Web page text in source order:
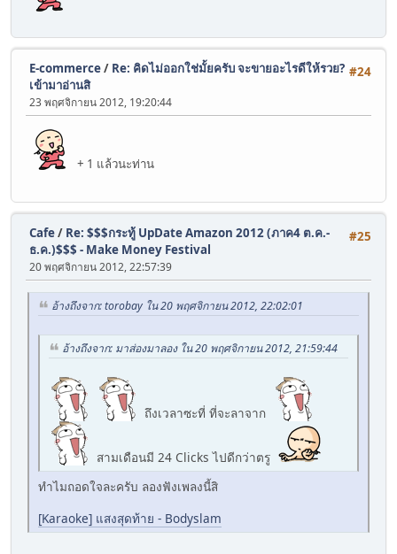
#24
E-commerce/ Re: คิดไม่ออกใช่มั้ยครับ จะขายอะไรดีให้รวย?
เข้ามาอ่านสิ
23 พฤศจิกายน 2012, 19:20:44
+ 1 แล้วนะท่าน
#25
Cafe/ Re: $$$กระทู้ UpDate Amazon 2012 (ภาค4 ต.ค.-
ธ.ค.)$$$ - Make Money Festival
20 พฤศจิกายน 2012, 22:57:39
อ้างถึงจาก: torobay ใน 20 พฤศจิกายน 2012, 22:02:01
อ้างถึงจาก: มาส่องมาลอง ใน 20 พฤศจิกายน 2012, 21:59:44
ถึงเวลาซะที่ ที่จะลาจาก
สามเดือนมี 24 Clicks ไปดีกว่าตรู
ทำไมถอดใจละครับ ลองฟังเพลงนี้สิ
[Karaoke] แสงสุดท้าย - Bodyslam